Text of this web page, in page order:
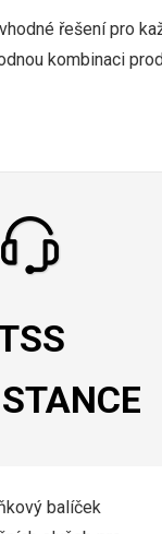
řešení pro
kombinaci
balíček